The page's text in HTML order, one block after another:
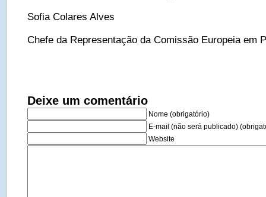
Sofia Colares Alves
Chefe da Representação da Comissão Europeia em
Deixe um comentário
Nome (obrigatório)
E-mail (não será publicado)
Website